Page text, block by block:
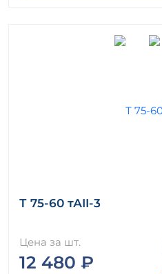
Т 75-60 тАII-3
Цена за шт.
12 480 ₽